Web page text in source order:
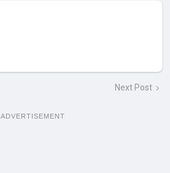
Next Post
ADVERTISEMENT